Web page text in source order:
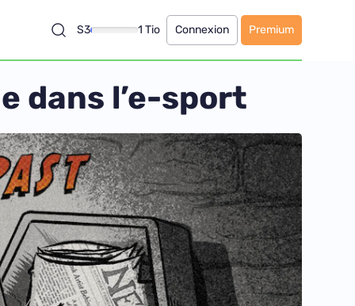
S3 1 Tio Connexion Premium
dans l’e-sport